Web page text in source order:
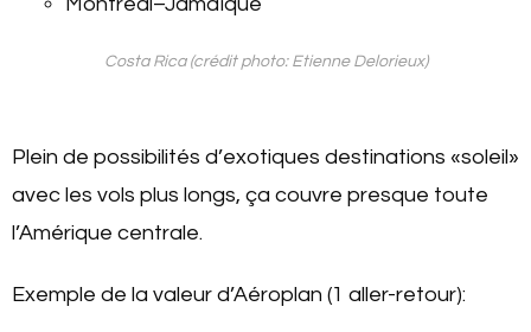
Costa Rica (crédit photo: Etienne Delorieux)
Plein de possibilités d’exotiques destinations «soleil»
avec les vols plus longs, ça couvre presque toute
l’Amérique centrale.
Exemple de la valeur d’Aéroplan (1 aller-retour):